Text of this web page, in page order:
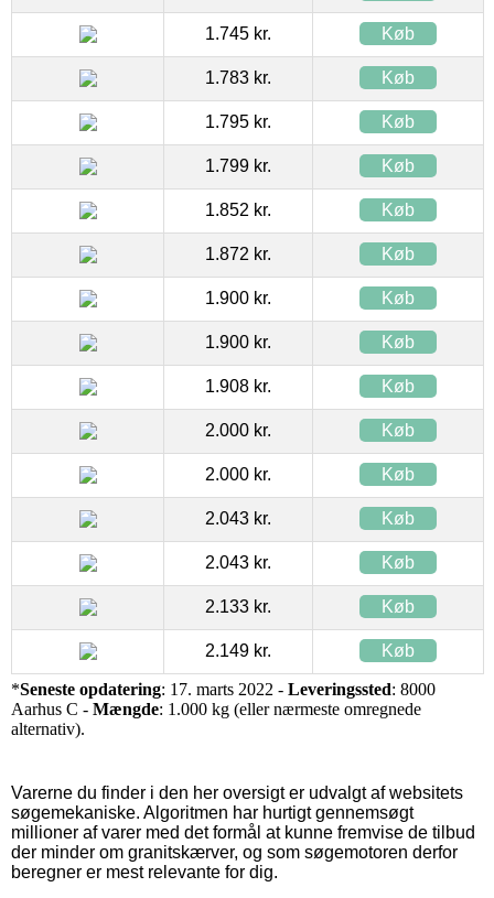
1.745 kr. Køb
1.783 kr. Køb
1.795 kr. Køb
1.799 kr. Køb
1.852 kr. Køb
1.872 kr. Køb
1.900 kr. Køb
1.900 kr. Køb
1.908 kr. Køb
2.000 kr. Køb
2.000 kr. Køb
2.043 kr. Køb
2.043 kr. Køb
2.133 kr. Køb
2.149 kr. Køb
*Seneste opdatering: 17. marts 2022 - Leveringssted: 8000
Aarhus C - Mængde: 1.000 kg (eller nærmeste omregnede
alternativ).
Varerne du finder i den her oversigt er udvalgt af websitets
søgemekaniske. Algoritmen har hurtigt gennemsøgt
millioner af varer med det formål at kunne fremvise de tilbud
der minder om granitskærver, og som søgemotoren derfor
beregner er mest relevante for dig.